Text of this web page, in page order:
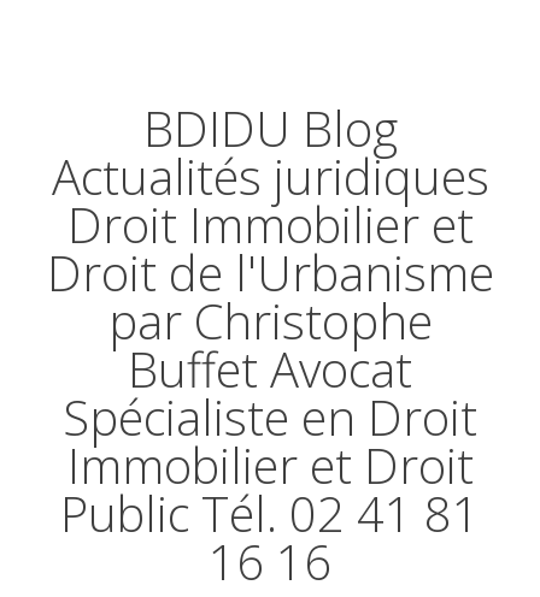
BDIDU Blog
Actualités juridiques
Droit Immobilier et
Droit de l'Urbanisme
par Christophe
Buffet Avocat
Spécialiste en Droit
Immobilier et Droit
Public Tél. 02 41 81
16 16